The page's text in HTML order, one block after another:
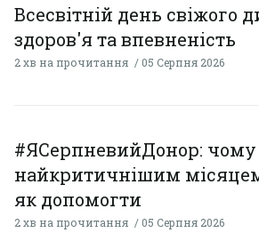
Всесвітній день свіжого
здоров'я та впевненість
2 хв на прочитання 05 Серпня 2026
#ЯСерпневийДонор: чому
найкритичнішим місяцем
як допомогти
2 хв на прочитання 05 Серпня 2026